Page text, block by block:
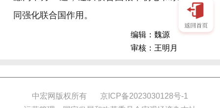
同强化联合国作用。
编辑：魏源
审核：王明月
中宏网版权所有
京ICP备2023030128号-1